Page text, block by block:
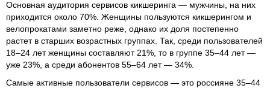
Основная аудитория сервисов кикшеринга — мужчины, на них
приходится около 70%. Женщины пользуются кикшерингом и
велопрокатами заметно реже, однако их доля постепенно
растет в старших возрастных группах. Так, среди пользователей
18–24 лет женщины составляют 21%, то в группе 35–44 лет —
уже 23%, а среди абонентов 55–64 лет — 34%.
Самые активные пользователи сервисов — это россияне 35–44